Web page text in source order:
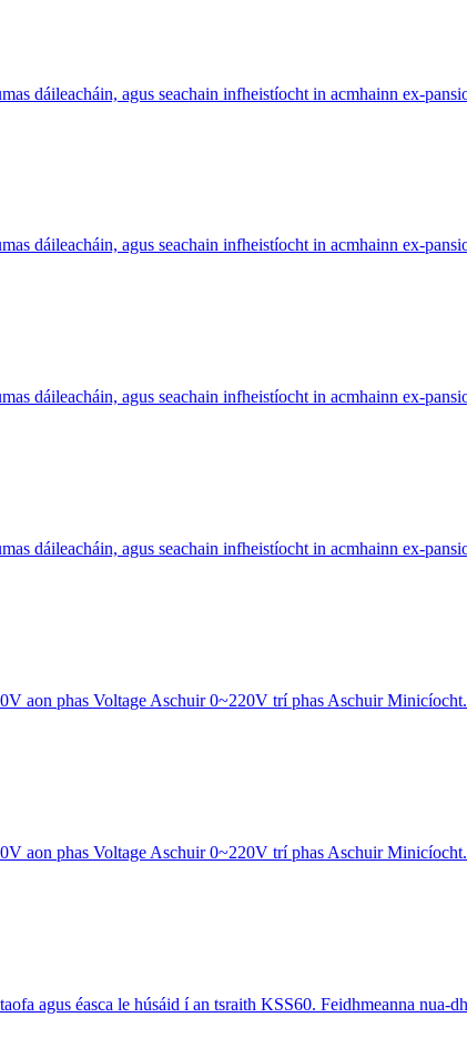
dáileacháin, agus seachain infheistíocht in acmhainn ex-
dáileacháin, agus seachain infheistíocht in acmhainn ex-
dáileacháin, agus seachain infheistíocht in acmhainn ex-
dáileacháin, agus seachain infheistíocht in acmhainn ex-
aon phas Voltage Aschuir 0~220V trí phas Aschuir
aon phas Voltage Aschuir 0~220V trí phas Aschuir
agus éasca le húsáid í an tsraith KSS60. Feidhmeanna nua-